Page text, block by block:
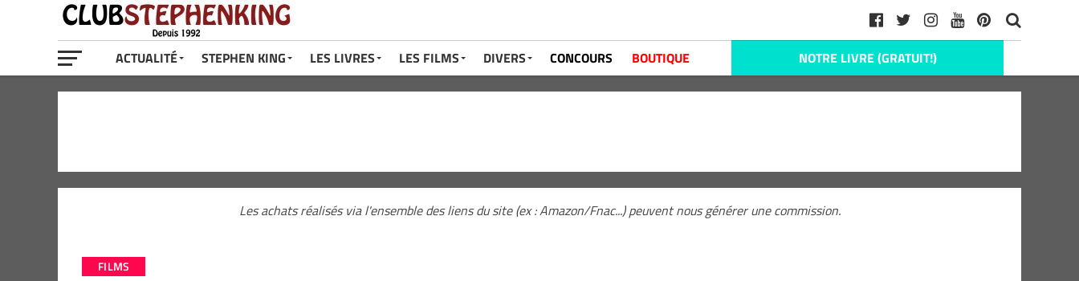
ACTUALITÉ STEPHEN KING LES LIVRES LES FILMS DIVERS CONCOURS BOUTIQUE NOTRE LIVRE (GRATUIT!)
Les achats réalisés via l'ensemble des liens du site (ex : Amazon/Fnac...) peuvent nous générer une commission.
FILMS